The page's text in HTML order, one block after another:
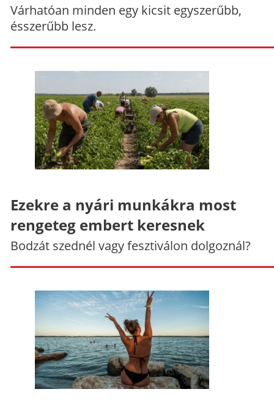
Várhatóan minden egy kicsit egyszerűbb,
ésszerűbb lesz.
Ezekre a nyári munkákra most
rengeteg embert keresnek
Bodzát szednél vagy fesztiválon dolgoznál?